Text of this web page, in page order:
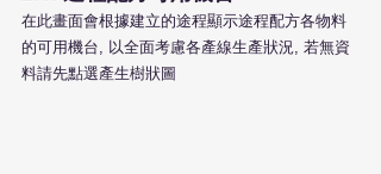
在此畫面會根據建立的途程顯示途程配方各物料
的可用機台, 以全面考慮各產線生產狀況, 若無資
料請先點選產生樹狀圖